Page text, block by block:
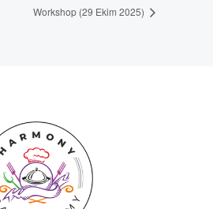
Workshop (29 Ekim 2025)